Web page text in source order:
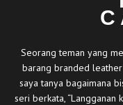
C
Seorang teman yang
barang branded
saya tanya bagaimana
seri berkata, “Langganan